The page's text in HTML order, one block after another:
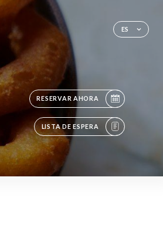
ES
RESERVAR AHORA
LISTA DE ESPERA